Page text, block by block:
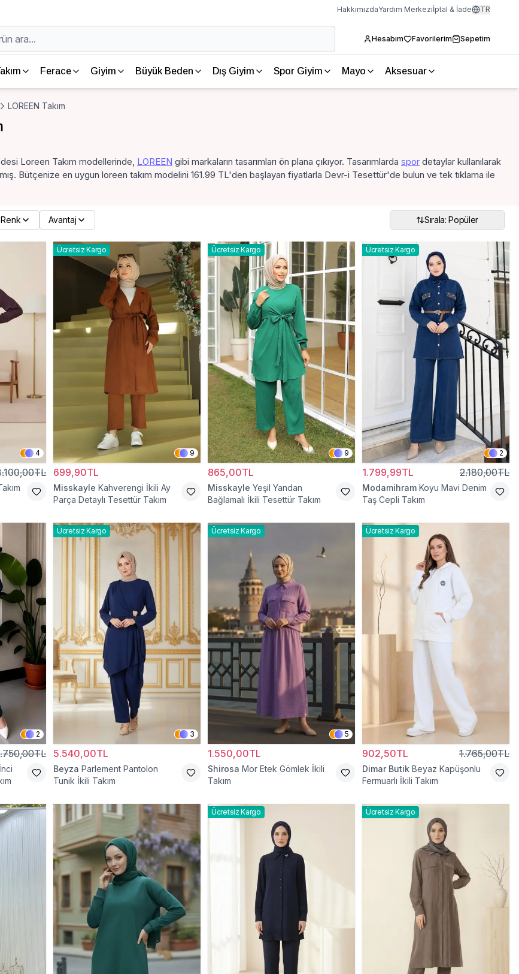
HakkımızdaYardım Merkeziİptal & İade TR
Hesabım Favorilerim Sepetim
Ferace Giyim Büyük Beden Dış Giyim Spor Giyim Mayo Aksesuar
LOREEN Takım
Loreen Takım modellerinde, LOREEN gibi markaların tasarımları ön plana çıkıyor. Tasarımlarda spor detaylar kullanılarak
Bütçenize en uygun loreen takım modelini 161.99 TL'den başlayan fiyatlarla Devr-i Tesettür'de bulun ve tek tıklama ile
Renk Avantaj Sırala: Popüler
4
Ücretsiz Kargo
9
699,90TL
Misskayle Kahverengi İkili Ay
Parça Detaylı Tesettür Takım
Ücretsiz Kargo
9
865,00TL
Misskayle Yeşil Yandan
Bağlamalı İkili Tesettür Takım
Ücretsiz Kargo
2
1.799,99TL 2.180,00TL
Modamihram Koyu Mavi Denim
Taş Cepli Takım
2
Ücretsiz Kargo
3
5.540,00TL
Beyza Parlement Pantolon
Tunik İkili Takım
Ücretsiz Kargo
5
1.550,00TL
Shirosa Mor Etek Gömlek İkili
Takım
Ücretsiz Kargo
902,50TL 1.765,00TL
Dimar Butik Beyaz Kapüşonlu
Fermuarlı İkili Takım
Ücretsiz Kargo Ücretsiz Kargo